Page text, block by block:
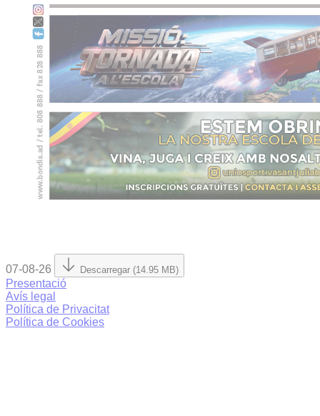
07-08-26 Descarregar (14.95 MB)
Presentació
Avís legal
Política de Privacitat
Política de Cookies